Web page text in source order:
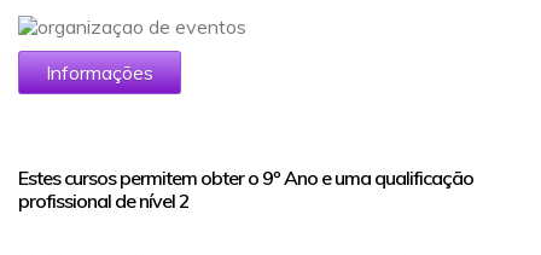
Informações
Estes cursos permitem obter o 9º Ano e uma qualificação
profissional de nível 2